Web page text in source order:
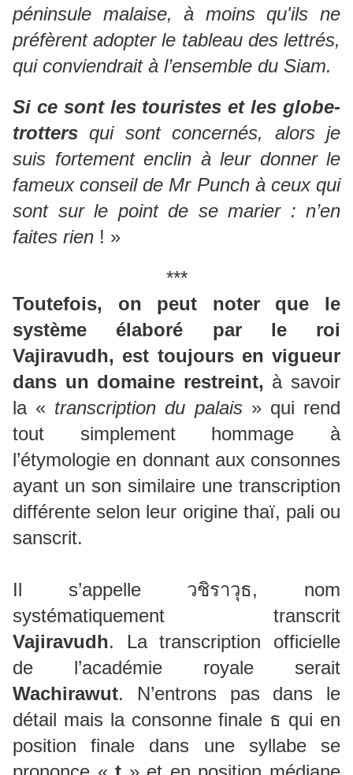
péninsule malaise, à moins qu'ils ne
préfèrent adopter le tableau des lettrés,
qui conviendrait à l’ensemble du Siam.
Si ce sont les touristes et les globe-
trotters qui sont concernés, alors je
suis fortement enclin à leur donner le
fameux conseil de Mr Punch à ceux qui
sont sur le point de se marier : n’en
faites rien ! »
***
Toutefois, on peut noter que le
système élaboré par le roi
Vajiravudh, est toujours en vigueur
dans un domaine restreint, à savoir
la « transcription du palais» qui rend
tout simplement hommage à
l’étymologie en donnant aux consonnes
ayant un son similaire une transcription
différente selon leur origine thaï, pali ou
sanscrit.
Il s’appelle วชิราวุธ, nom
systématiquement transcrit
Vajiravudh. La transcription officielle
de l’académie royale serait
Wachirawut. N’entrons pas dans le
détail mais la consonne finale ธ qui en
position finale dans une syllabe se